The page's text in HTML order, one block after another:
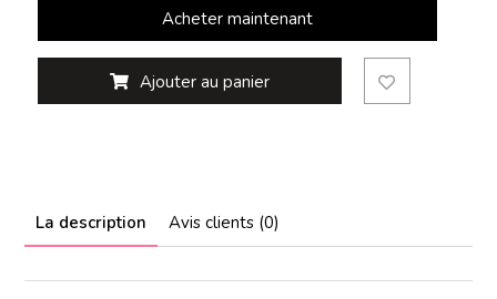
Acheter maintenant
Ajouter au panier
La description Avis clients (0)